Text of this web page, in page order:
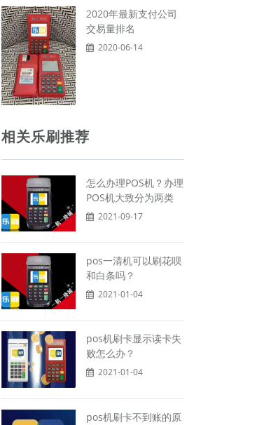
2020年最新支付公司
交易量排名
2020-06-14
相关乐刷推荐
怎么办理POS机？办理
POS机大致分为两类
2021-09-17
pos一清机可以刷花呗
和白条吗？
2021-01-04
pos机刷卡显示读卡失
败怎么办？
2021-01-04
pos机刷卡不到账的原